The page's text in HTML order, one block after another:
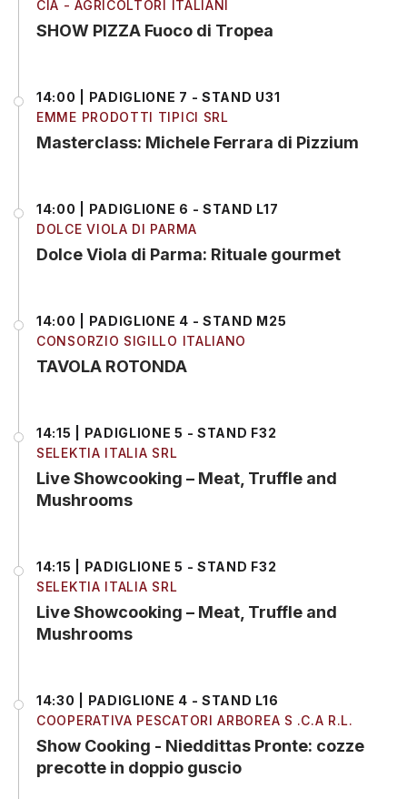
CIA - AGRICOLTORI ITALIANI
SHOW PIZZA Fuoco di Tropea
14:00 | PADIGLIONE 7 - STAND U31
EMME PRODOTTI TIPICI SRL
Masterclass: Michele Ferrara di Pizzium
14:00 | PADIGLIONE 6 - STAND L17
DOLCE VIOLA DI PARMA
Dolce Viola di Parma: Rituale gourmet
14:00 | PADIGLIONE 4 - STAND M25
CONSORZIO SIGILLO ITALIANO
TAVOLA ROTONDA
14:15 | PADIGLIONE 5 - STAND F32
SELEKTIA ITALIA SRL
Live Showcooking – Meat, Truffle and
Mushrooms
14:15 | PADIGLIONE 5 - STAND F32
SELEKTIA ITALIA SRL
Live Showcooking – Meat, Truffle and
Mushrooms
14:30 | PADIGLIONE 4 - STAND L16
COOPERATIVA PESCATORI ARBOREA S .C.A R.L.
Show Cooking - Nieddittas Pronte: cozze
precotte in doppio guscio